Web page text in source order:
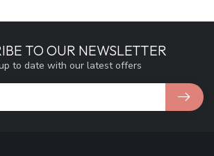
TO OUR NEWSLETTER
to date with our latest offers